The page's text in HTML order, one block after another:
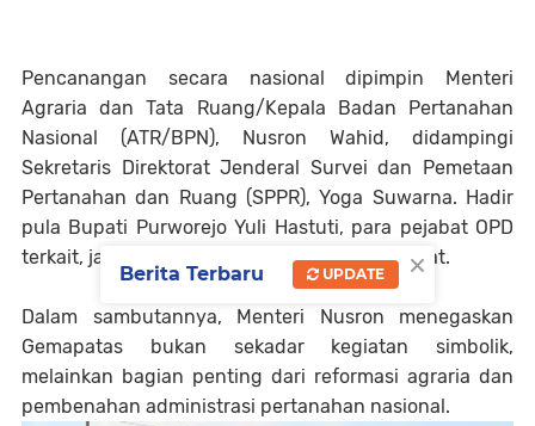
Pencanangan secara nasional dipimpin Menteri
Agraria dan Tata Ruang/Kepala Badan Pertanahan
Nasional (ATR/BPN), Nusron Wahid, didampingi
Sekretaris Direktorat Jenderal Survei dan Pemetaan
Pertanahan dan Ruang (SPPR), Yoga Suwarna. Hadir
pula Bupati Purworejo Yuli Hastuti, para pejabat OPD
terkait, jajaran BPN, serta masyarakat setempat.
Dalam sambutannya, Menteri Nusron menegaskan
Gemapatas bukan sekadar kegiatan simbolik,
melainkan bagian penting dari reformasi agraria dan
pembenahan administrasi pertanahan nasional.
×
Berita Terbaru UPDATE